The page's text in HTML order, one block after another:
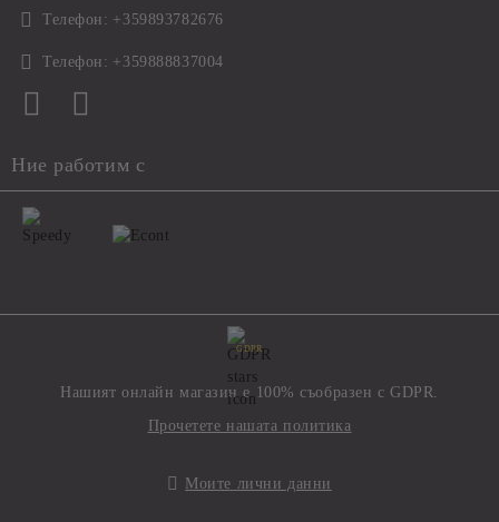
Телефон: +359893782676
Телефон: +359888837004
Ние работим с
GDPR
Нашият онлайн магазин е 100% съобразен с GDPR.
Прочетете нашата политика
Моите лични данни